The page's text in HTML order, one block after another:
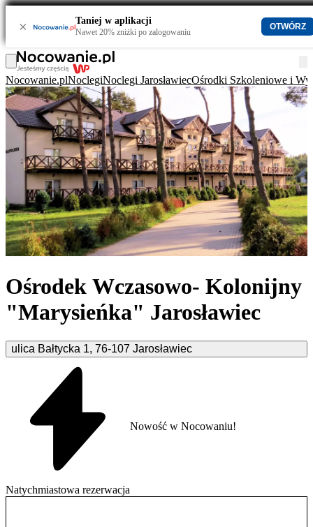
× Taniej w aplikacji
Nawet 20% zniżki po zalogowaniu
OTWÓRZ
Nocowanie.plNoclegiNoclegi JarosławiecOśrodki Szkoleniowe i
Ośrodek Wczasowo- Kolonijny
"Marysieńka" Jarosławiec
ulica Bałtycka 1, 76-107 Jarosławiec
Natychmiastowa rezerwacja
Nowość w Nocowaniu!